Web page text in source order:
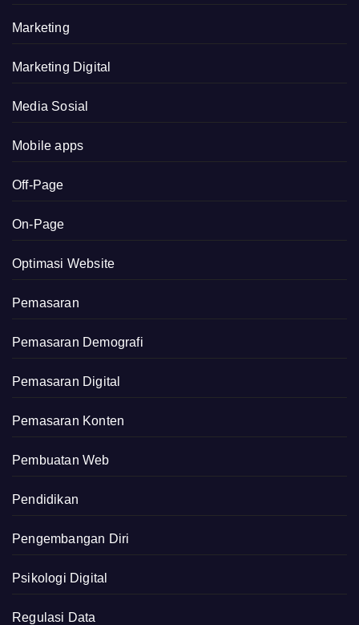
Marketing
Marketing Digital
Media Sosial
Mobile apps
Off-Page
On-Page
Optimasi Website
Pemasaran
Pemasaran Demografi
Pemasaran Digital
Pemasaran Konten
Pembuatan Web
Pendidikan
Pengembangan Diri
Psikologi Digital
Regulasi Data